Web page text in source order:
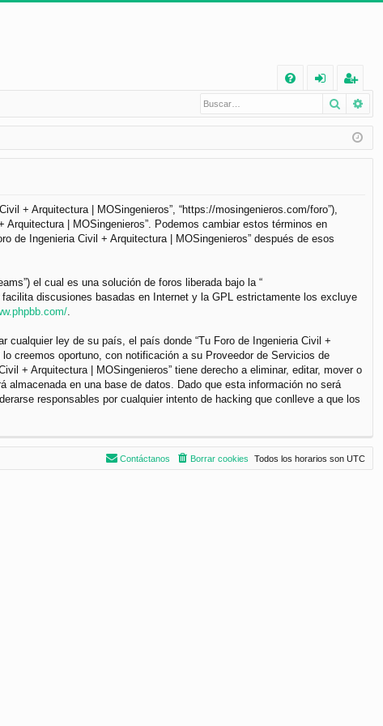
Q
nt
ifi
e
eg
ist
ra
Buscar
+ Arquitectura | MOSingenieros”, “https://mosingenieros.com/foro”),
| MOSingenieros”. Podemos cambiar estos términos en
de Ingenieria Civil + Arquitectura | MOSingenieros” después de esos
el cual es una solución de foros liberada bajo la “
facilita discusiones basadas en Internet y la GPL estrictamente los excluye
cualquier ley de su país, el país donde “Tu Foro de Ingenieria Civil +
creemos oportuno, con notificación a su Proveedor de Servicios de
+ Arquitectura | MOSingenieros” tiene derecho a eliminar, editar, mover o
almacenada en una base de datos. Dado que esta información no será
responsables por cualquier intento de hacking que conlleve a que los
Todos los horarios son UTC
Borrar cookies
Contáctanos